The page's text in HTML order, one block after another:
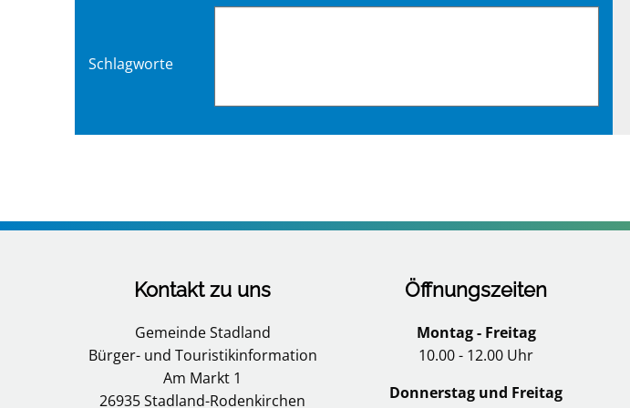
Schlagworte
Kontakt zu uns
Gemeinde Stadland
Bürger- und Touristikinformation
Am Markt 1
26935 Stadland-Rodenkirchen
Öffnungszeiten
Montag - Freitag
10.00 - 12.00 Uhr
Donnerstag und Freitag